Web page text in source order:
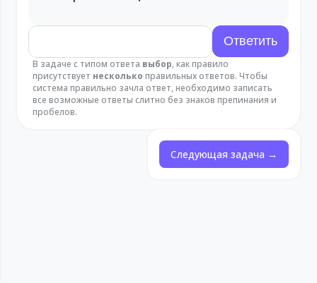
В задаче с типом ответа выбор, как правило
присутствует несколько правильных ответов. Чтобы
система правильно зачла ответ, необходимо записать
все возможные ответы слитно без знаков препинания и
пробелов.
Следующая задача →